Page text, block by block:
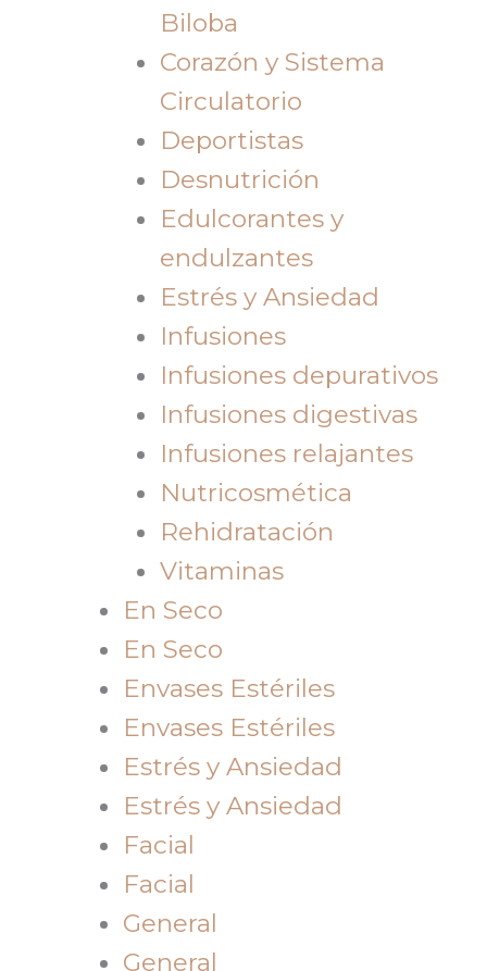
Biloba
Corazón y Sistema
Circulatorio
Deportistas
Desnutrición
Edulcorantes y
endulzantes
Estrés y Ansiedad
Infusiones
Infusiones depurativos
Infusiones digestivas
Infusiones relajantes
Nutricosmética
Rehidratación
Vitaminas
En Seco
En Seco
Envases Estériles
Envases Estériles
Estrés y Ansiedad
Estrés y Ansiedad
Facial
Facial
General
General